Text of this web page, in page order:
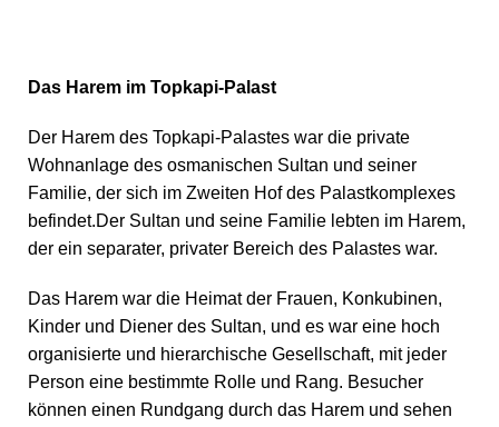
Das Harem im Topkapi-Palast
Der Harem des Topkapi-Palastes war die private
Wohnanlage des osmanischen Sultan und seiner
Familie, der sich im Zweiten Hof des Palastkomplexes
befindet.Der Sultan und seine Familie lebten im Harem,
der ein separater, privater Bereich des Palastes war.
Das Harem war die Heimat der Frauen, Konkubinen,
Kinder und Diener des Sultan, und es war eine hoch
organisierte und hierarchische Gesellschaft, mit jeder
Person eine bestimmte Rolle und Rang. Besucher
können einen Rundgang durch das Harem und sehen